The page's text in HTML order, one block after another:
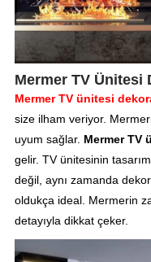
Mermer TV Ünitesi
Mermer TV ünitesi
size ilham veriyor.
uyum sağlar. Mermer TV
gelir. TV ünitesinin
değil, aynı zamanda
oldukça ideal. Mermerin
detayıyla dikkat çeker.